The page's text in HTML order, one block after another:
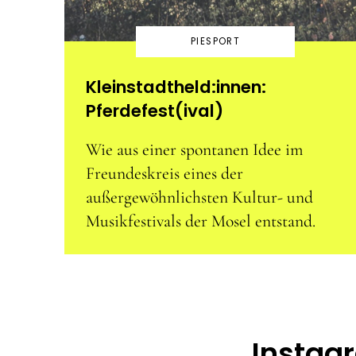
PIESPORT
Kleinstadtheld:innen:
Pferdefest(ival)
Wie aus einer spontanen Idee im
Freundeskreis eines der
außergewöhnlichsten Kultur- und
Musikfestivals der Mosel entstand.